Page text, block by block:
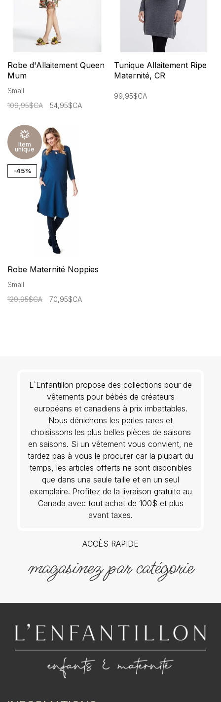
Robe d'Allaitement Queen
Mum
Small
109,95$CA
54,95$CA
Tunique Allaitement Ripe
Maternité, CR
99,95$CA
Item
unique
-45%
Robe Maternité Noppies
Small
129,95$CA
70,95$CA
L`Enfantillon propose des collections pour de
vêtements pour bébés de créateurs
européens et canadiens à prix imbattables.
Nous dénichons les perles rares et
choisissons les plus belles pièces de saisons
en saisons. Si un vêtement vous convient, ne
tardez pas à vous le procurer car la plupart du
temps, les articles offerts ne sont disponibles
que dans une seule taille et en un seul
exemplaire. Profitez de la livraison gratuite au
Canada avec tout achat de 100$ et plus
avant taxes.
ACCÈS RAPIDE
magasinez par catégorie